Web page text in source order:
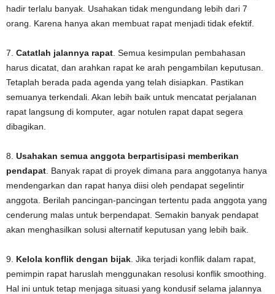
hadir terlalu banyak. Usahakan tidak mengundang lebih dari 7
orang. Karena hanya akan membuat rapat menjadi tidak efektif.
7. Catatlah jalannya rapat . Semua kesimpulan pembahasan
harus dicatat, dan arahkan rapat ke arah pengambilan keputusan.
Tetaplah berada pada agenda yang telah disiapkan. Pastikan
semuanya terkendali. Akan lebih baik untuk mencatat perjalanan
rapat langsung di komputer, agar notulen rapat dapat segera
dibagikan.
8. Usahakan semua anggota berpartisipasi memberikan
pendapat . Banyak rapat di proyek dimana para anggotanya hanya
mendengarkan dan rapat hanya diisi oleh pendapat segelintir
anggota. Berilah pancingan-pancingan tertentu pada anggota yang
cenderung malas untuk berpendapat. Semakin banyak pendapat
akan menghasilkan solusi alternatif keputusan yang lebih baik.
9. Kelola konflik dengan bijak . Jika terjadi konflik dalam rapat,
pemimpin rapat haruslah menggunakan resolusi konflik smoothing.
Hal ini untuk tetap menjaga situasi yang kondusif selama jalannya